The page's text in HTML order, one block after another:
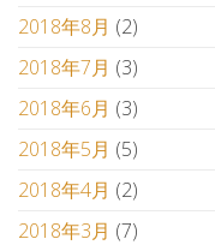
2018年8月 (2)
2018年7月 (3)
2018年6月 (3)
2018年5月 (5)
2018年4月 (2)
2018年3月 (7)